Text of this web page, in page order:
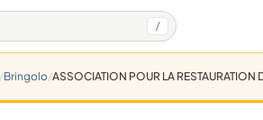
/
Bringolo ASSOCIATION POUR LA RESTAURATION